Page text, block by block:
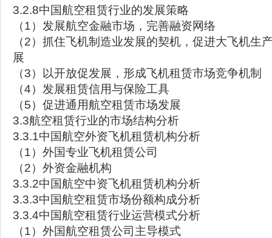
3.2.8中国航空租赁行业的发展策略
（1）发展航空金融市场，完善融资网络
（2）抓住飞机制造业发展的契机，促进大飞机生
展
（3）以开放促发展，形成飞机租赁市场竞争机制
（4）发展租赁信用与保险工具
（5）促进通用航空租赁市场发展
3.3航空租赁行业的市场结构分析
3.3.1中国航空外资飞机租赁机构分析
（1）外国专业飞机租赁公司
（2）外资金融机构
3.3.2中国航空中资飞机租赁机构分析
3.3.3中国航空租赁市场份额构成分析
3.3.4中国航空租赁行业运营模式分析
（1）外国航空租赁公司主导模式